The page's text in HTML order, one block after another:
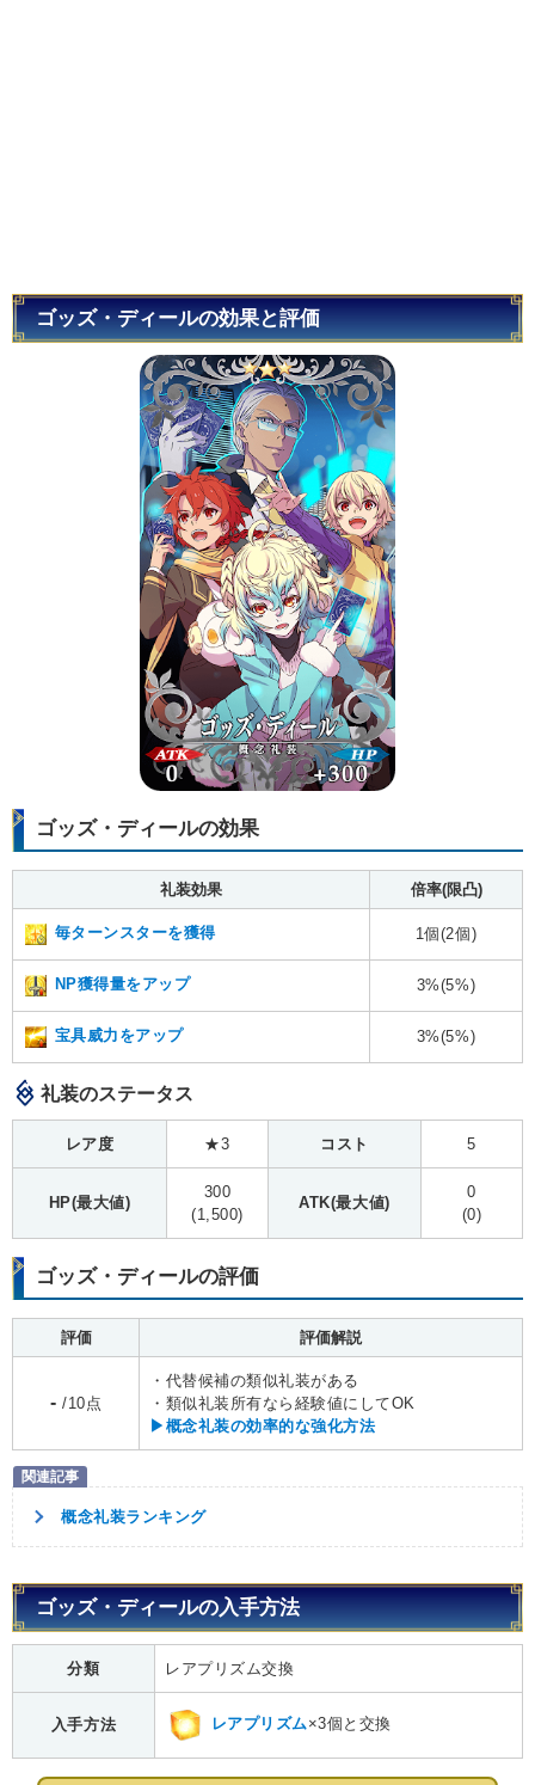
ゴッズ・ディールの効果と評価
ゴッズ・ディールの効果
礼装効果 倍率(限凸)
毎ターンスターを獲得 1個(2個)
NP獲得量をアップ 3%(5%)
宝具威力をアップ 3%(5%)
礼装のステータス
レア度 ★3 コスト 5
HP(最大値)
300
(1,500)
ATK(最大値)
0
(0)
ゴッズ・ディールの評価
評価 評価解説
- /10点
・代替候補の類似礼装がある
・類似礼装所有なら経験値にしてOK
▶概念礼装の効率的な強化方法
概念礼装ランキング
ゴッズ・ディールの入手方法
分類 レアプリズム交換
入手方法 レアプリズム×3個と交換